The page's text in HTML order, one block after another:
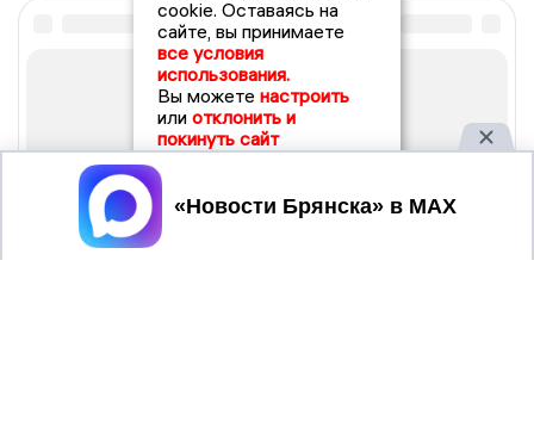
cookie. Оставаясь на
сайте, вы принимаете
все условия
использования.
Вы можете настроить
или отклонить и
покинуть сайт
Принять